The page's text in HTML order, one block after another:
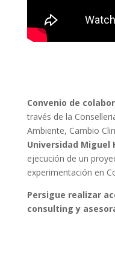
Convenio de
través de la
Ambiente, Cambio
Universidad Miguel
ejecución de un
experimentación en
Persigue realizar
consulting y